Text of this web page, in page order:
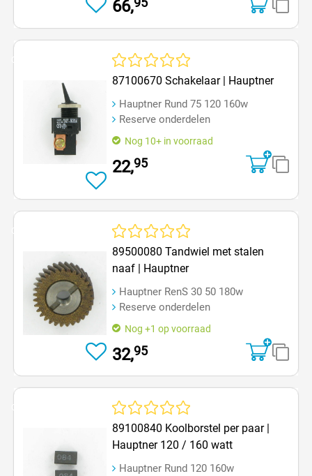
66,
Op=Op
87100670 Schakelaar | Hauptner
Hauptner Rund 75 120 160w
Reserve onderdelen
Nog 10+ in voorraad
22,95
Op=Op
89500080 Tandwiel met stalen
naaf | Hauptner
Hauptner RenS 30 50 180w
Reserve onderdelen
Nog +1 op voorraad
32,95
Op=Op
Gemiddelde waardering van 0 van 5 sterren
89100840 Koolborstel per paar |
Hauptner 120 / 160 watt
Hauptner Rund 120 160w